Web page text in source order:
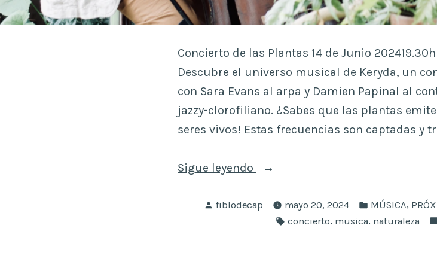
Concierto de las Plantas 14 de Junio
Descubre el universo musical de Keryda, un
con Sara Evans al arpa y Damien Papinal al
jazzy-clorofiliano. ¿Sabes que las plantas
seres vivos! Estas frecuencias son captadas y
Sigue leyendo
«Keryda
Music»
Publicado
fiblodecap mayo 20, 2024
Publicado
en
MÚSICA,
Etiquetas:
concierto, musica, naturaleza